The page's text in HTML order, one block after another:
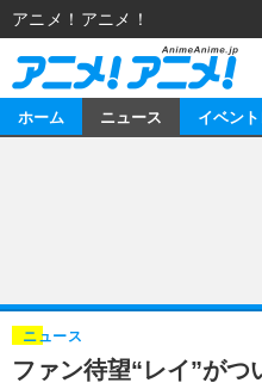
動画
ホーム ニュース イベン
ファン待望“レイ”が
ニュース
アニメ！アニメ！